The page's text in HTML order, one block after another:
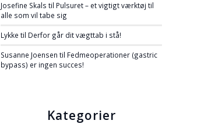
Josefine Skals til Pulsuret – et vigtigt værktøj til
alle som vil tabe sig
Lykke til Derfor går dit vægttab i stå!
Susanne Joensen til Fedmeoperationer (gastric
bypass) er ingen succes!
Kategorier